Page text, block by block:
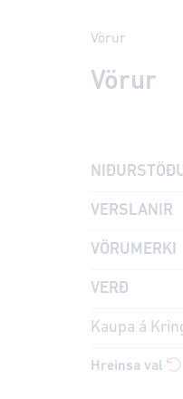
Vörur
Vörur
VERSLANIR
VÖRUMERKI
VERÐ
Kaupa á
Hreinsa val